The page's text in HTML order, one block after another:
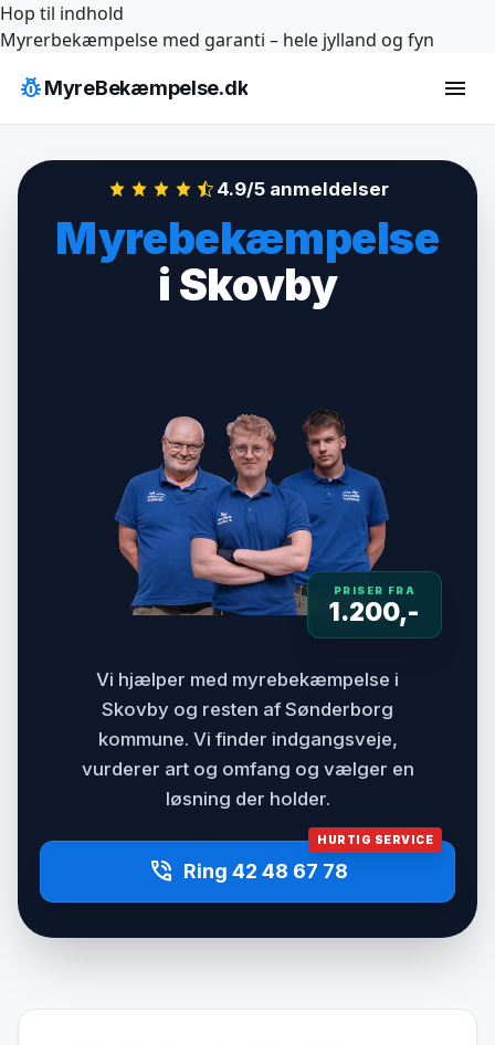
Hop til indhold
Myrerbekæmpelse med garanti – hele jylland og fyn
pest_controlMyreBekæmpelse.dk menu
4.9/5 anmeldelser
Myrebekæmpelse
i Skovby
PRISER FRA
1.200,-
Vi hjælper med myrebekæmpelse i
Skovby og resten af Sønderborg
kommune. Vi finder indgangsveje,
vurderer art og omfang og vælger en
løsning der holder.
HURTIG SERVICE
phone_in_talk Ring 42 48 67 78